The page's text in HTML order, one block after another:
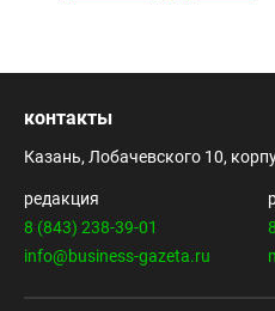
контакты
Казань, Лобачевского 10,
редакция
8 (843) 238-39-01
info@business-gazeta.ru